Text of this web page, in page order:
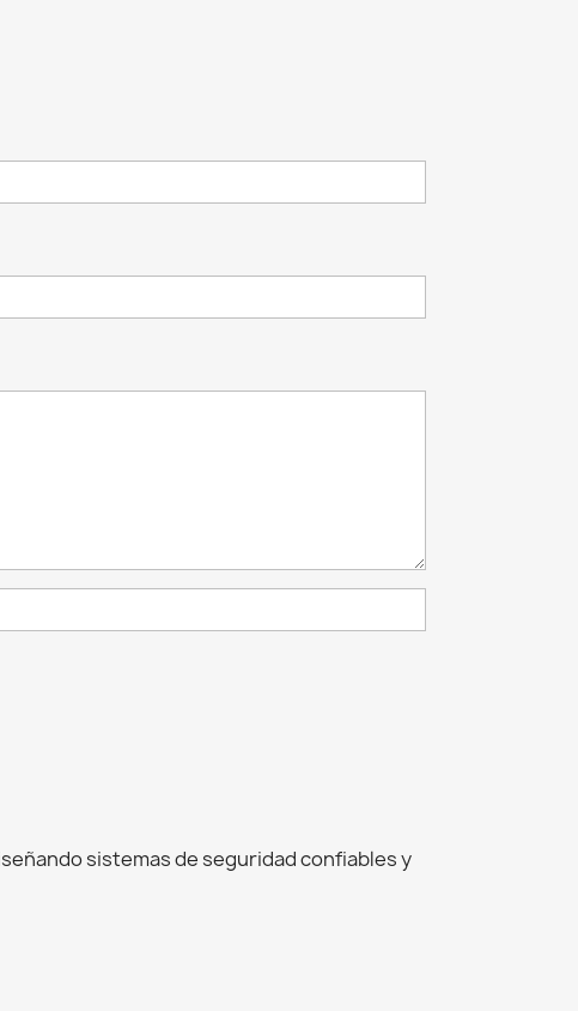
sistemas de seguridad confiables y